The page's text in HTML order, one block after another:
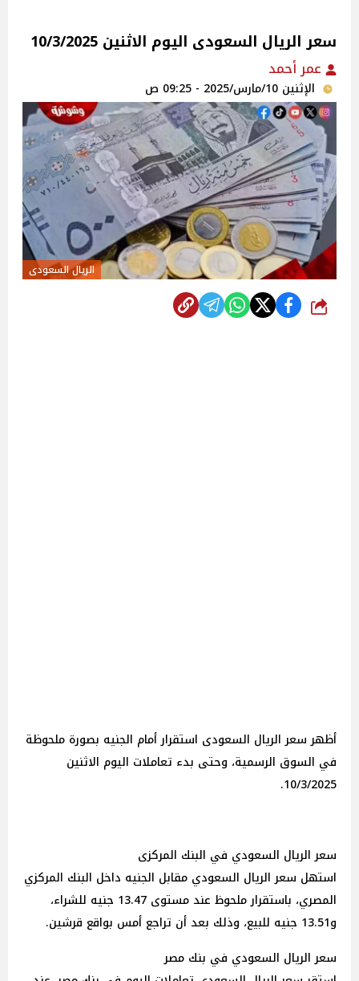
سعر الريال السعودى اليوم الاثنين 10/3/2025
عمر أحمد
الإثنين 10/مارس/2025 - 09:25 ص
الريال السعودى
شارك
أظهر سعر الريال السعودى استقرار أمام الجنيه بصورة ملحوظة
في السوق الرسمية، وحتى بدء تعاملات اليوم الاثنين
10/3/2025.
سعر الريال السعودي في البنك المركزى
استهل سعر الريال السعودي مقابل الجنيه داخل البنك المركزي
المصري، باستقرار ملحوظ عند مستوى 13.47 جنيه للشراء،
و13.51 جنيه للبيع، وذلك بعد أن تراجع أمس بواقع قرشين.
سعر الريال السعودي في بنك مصر